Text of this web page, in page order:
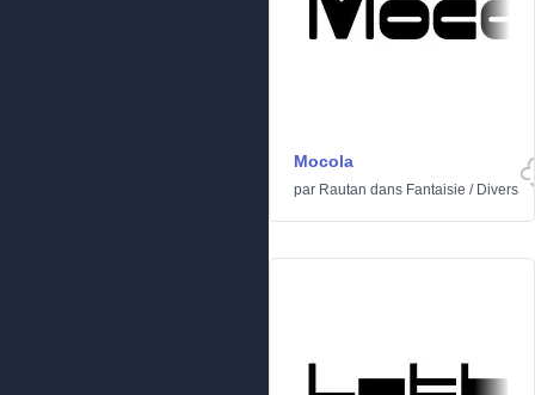
Mocola
par Rautan dans Fantaisie / Divers